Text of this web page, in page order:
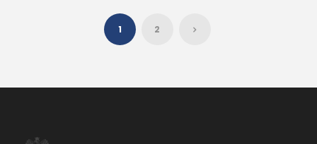
1 2